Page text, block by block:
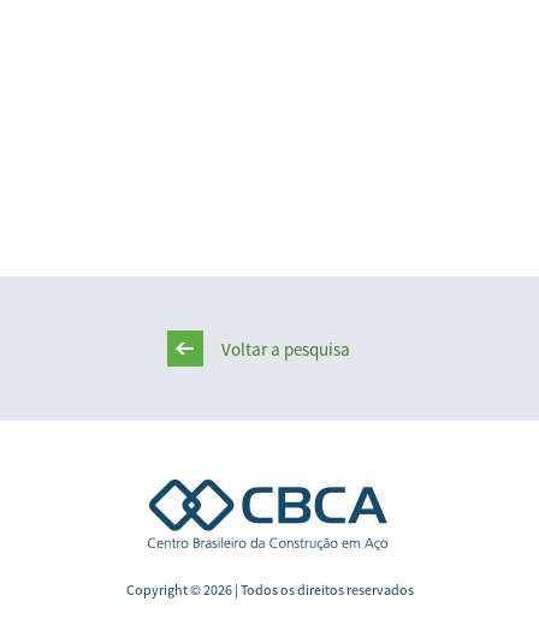
Voltar a pesquisa
Copyright © 2026 | Todos os direitos reservados